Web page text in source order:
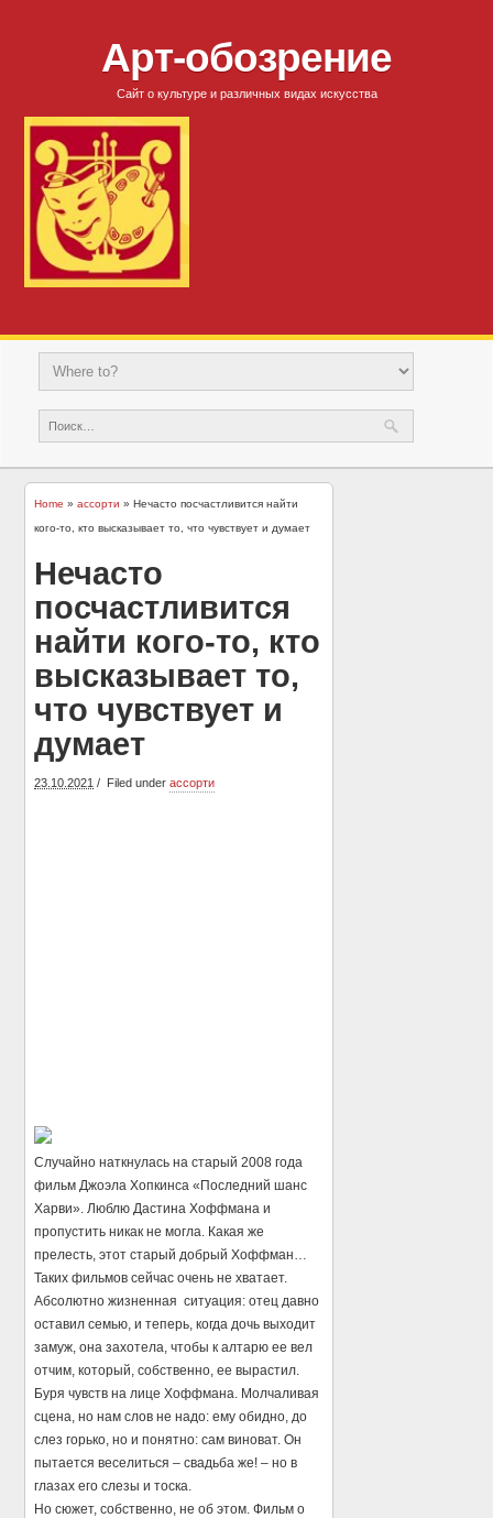
Арт-обозрение
Сайт о культуре и различных видах искусства
Home »ассорти » Нечасто посчастливится найти
кого-то, кто высказывает то, что чувствует и думает
Нечасто
посчастливится
найти кого-то, кто
высказывает то,
что чувствует и
думает
23.10.2021 Filed underассорти
Случайно наткнулась на старый 2008 года
фильм Джоэла Хопкинса «Последний шанс
Харви». Люблю Дастина Хоффмана и
пропустить никак не могла. Какая же
прелесть, этот старый добрый Хоффман…
Таких фильмов сейчас очень не хватает.
Абсолютно жизненная ситуация: отец давно
оставил семью, и теперь, когда дочь выходит
замуж, она захотела, чтобы к алтарю ее вел
отчим, который, собственно, ее вырастил.
Буря чувств на лице Хоффмана. Молчаливая
сцена, но нам слов не надо: ему обидно, до
слез горько, но и понятно: сам виноват. Он
пытается веселиться – свадьба же! – но в
глазах его слезы и тоска.
Но сюжет, собственно, не об этом. Фильм о